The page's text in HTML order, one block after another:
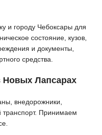
и городу Чебоксары для
состояние, кузов,
и документы,
средства.
Лапсарах
внедорожники,
транспорт. Принимаем